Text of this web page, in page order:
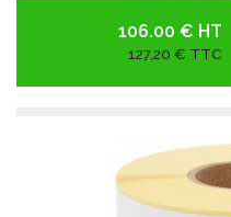
106.00 € HT
127,20 € TTC